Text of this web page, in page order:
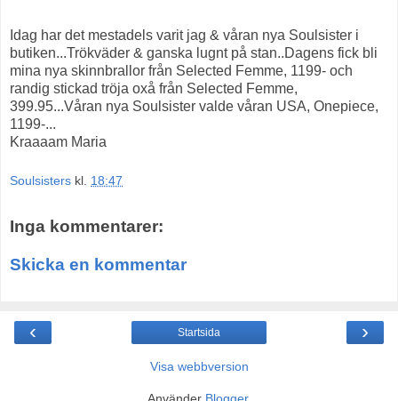
Idag har det mestadels varit jag & våran nya Soulsister i
butiken...Trökväder & ganska lugnt på stan..Dagens fick bli
mina nya skinnbrallor från Selected Femme, 1199- och
randig stickad tröja oxå från Selected Femme,
399.95...Våran nya Soulsister valde våran USA, Onepiece,
1199-...
Kraaaam Maria
Soulsisters kl. 18:47
Inga kommentarer:
Skicka en kommentar
‹ ›
Startsida
Visa webbversion
Använder Blogger.